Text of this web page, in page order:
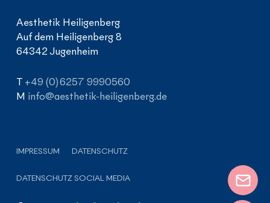
Aesthetik Heiligenberg
Auf dem Heiligenberg 8
64342 Jugenheim
T +49 (0) 6257 9990560
M info@aesthetik-heiligenberg.de
IMPRESSUM DATENSCHUTZ
DATENSCHUTZ SOCIAL MEDIA